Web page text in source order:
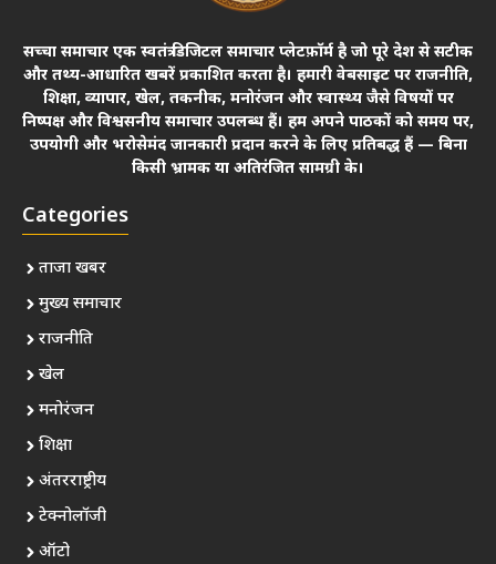
सच्चा समाचार एक स्वतंत्र डिजिटल समाचार प्लेटफ़ॉर्म है जो पूरे देश से सटीक
और तथ्य-आधारित खबरें प्रकाशित करता है। हमारी वेबसाइट पर राजनीति,
शिक्षा, व्यापार, खेल, तकनीक, मनोरंजन और स्वास्थ्य जैसे विषयों पर
निष्पक्ष और विश्वसनीय समाचार उपलब्ध हैं। हम अपने पाठकों को समय पर,
उपयोगी और भरोसेमंद जानकारी प्रदान करने के लिए प्रतिबद्ध हैं — बिना
किसी भ्रामक या अतिरंजित सामग्री के।
Categories
ताजा खबर
मुख्य समाचार
राजनीति
खेल
मनोरंजन
शिक्षा
अंतरराष्ट्रीय
टेक्नोलॉजी
ऑटो